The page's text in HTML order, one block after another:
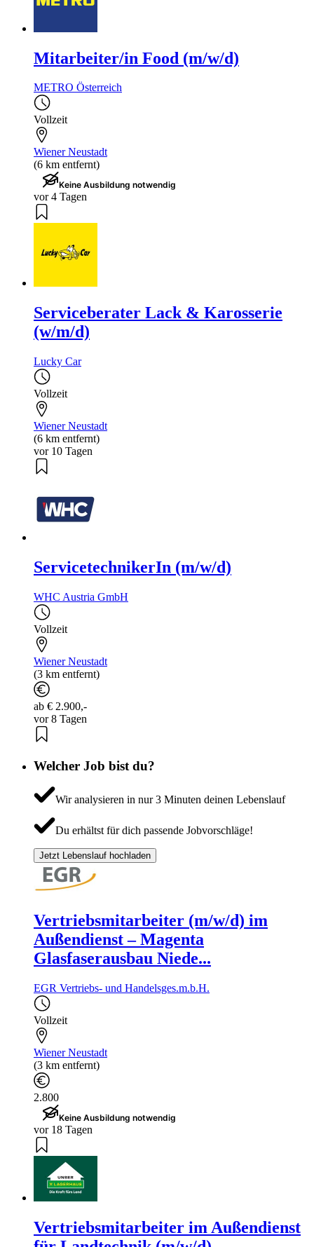
Mitarbeiter/in Food (m/w/d)
METRO Österreich
Vollzeit
Wiener Neustadt
(6 km entfernt)
Keine Ausbildung notwendig
vor 4 Tagen
Serviceberater Lack & Karosserie
(w/m/d)
Lucky Car
Vollzeit
Wiener Neustadt
(6 km entfernt)
vor 10 Tagen
ServicetechnikerIn (m/w/d)
WHC Austria GmbH
Vollzeit
Wiener Neustadt
(3 km entfernt)
ab € 2.900,-
vor 8 Tagen
Welcher Job bist du?
Wir analysieren in nur 3 Minuten deinen Lebenslauf
Du erhältst für dich passende Jobvorschläge!
Jetzt Lebenslauf hochladen
Vertriebsmitarbeiter (m/w/d) im
Außendienst – Magenta
Glasfaserausbau Niede...
EGR Vertriebs- und Handelsges.m.b.H.
Vollzeit
Wiener Neustadt
(3 km entfernt)
2.800
Keine Ausbildung notwendig
vor 18 Tagen
Vertriebsmitarbeiter im Außendienst